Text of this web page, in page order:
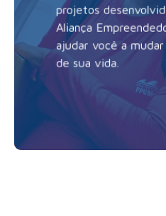
projetos
Aliança
ajudar você a
de sua vida.